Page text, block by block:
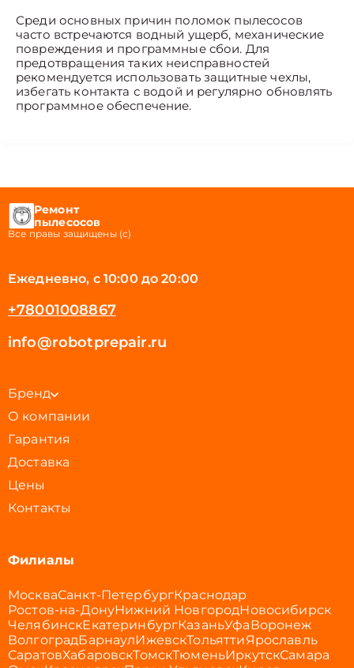
Среди основных причин поломок пылесосов
часто встречаются водный ущерб, механические
повреждения и программные сбои. Для
предотвращения таких неисправностей
рекомендуется использовать защитные чехлы,
избегать контакта с водой и регулярно обновлять
программное обеспечение.
Ремонт
пылесосов
Все правы защищены (с)
Ежедневно, с 10:00 до 20:00
+78001008867
info@robotprepair.ru
Бренд
О компании
Гарантия
Доставка
Цены
Контакты
Филиалы
МоскваСанкт-ПетербургКраснодар
Ростов-на-ДонуНижний НовгородНовосибирск
ЧелябинскЕкатеринбургКазаньУфаВоронеж
ВолгоградБарнаулИжевскТольяттиЯрославль
СаратовХабаровскТомскТюменьИркутскСамара